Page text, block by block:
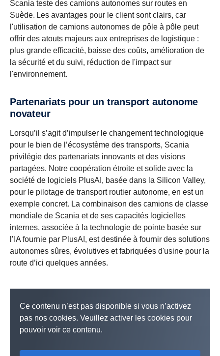
Scania teste des camions autonomes sur routes en
Suède. Les avantages pour le client sont clairs, car
l'utilisation de camions autonomes de pôle à pôle peut
offrir des atouts majeurs aux entreprises de logistique :
plus grande efficacité, baisse des coûts, amélioration de
la sécurité et du suivi, réduction de l'impact sur
l'environnement.
Partenariats pour un transport autonome
novateur
Lorsqu’il s’agit d’impulser le changement technologique
pour le bien de l’écosystème des transports, Scania
privilégie des partenariats innovants et des visions
partagées. Notre coopération étroite et solide avec la
société de logiciels PlusAI, basée dans la Silicon Valley,
pour le pilotage de transport routier autonome, en est un
exemple concret. La combinaison des camions de classe
mondiale de Scania et de ses capacités logicielles
internes, associée à la technologie de pointe basée sur
l’IA fournie par PlusAI, est destinée à fournir des solutions
autonomes sûres, évolutives et fabriquées d'usine pour la
route d’ici quelques années.
Ce contenu n’est pas disponible si vous n’activez
pas nos cookies. Veuillez activer les cookies pour
pouvoir voir ce contenu.